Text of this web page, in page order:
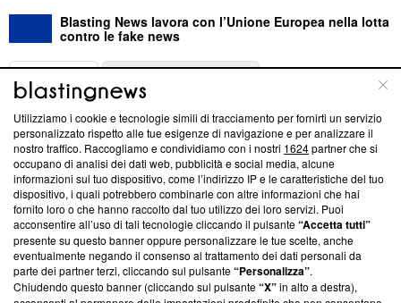
Blasting News lavora con l’Unione Europea nella lotta
contro le fake news
ABOUT
Questa sezione offre informazioni trasparenti su Blasting
News, sui nostri processi editoriali e su come ci impegniamo a
creare news di qualità. Inoltre, afferma la nostra aderenza a
‘Trust Project - News with Integrity’Blasting News non è
ancora membro del programma, ma ha richiesto di farne
parte; Trust Project non ha ancora effettuato una verifica di
conformità agli standard.
Su di noi
Utilizziamo i cookie e tecnologie simili di tracciamento per fornirti un servizio
personalizzato rispetto alle tue esigenze di navigazione e per analizzare il
nostro traffico. Raccogliamo e condividiamo con i nostri 1624partner che si
occupano di analisi dei dati web, pubblicità e social media, alcune
informazioni sul tuo dispositivo, come l’indirizzo IP e le caratteristiche del tuo
dispositivo, i quali potrebbero combinarle con altre informazioni che hai
fornito loro o che hanno raccolto dal tuo utilizzo dei loro servizi. Puoi
acconsentire all’uso di tali tecnologie cliccando il pulsante“Accetta tutti”
presente su questo banner oppure personalizzare le tue scelte, anche
eventualmente negando il consenso al trattamento dei dati personali da
parte dei partner terzi, cliccando sul pulsante“Personalizza”.
Chiudendo questo banner (cliccando sul pulsante“X”in alto a destra),